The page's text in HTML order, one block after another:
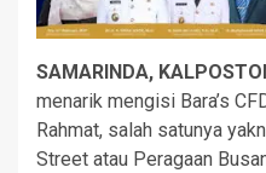
SAMARINDA,
menarik mengisi Bara’s
Rahmat, salah satunya
Street atau Peragaan